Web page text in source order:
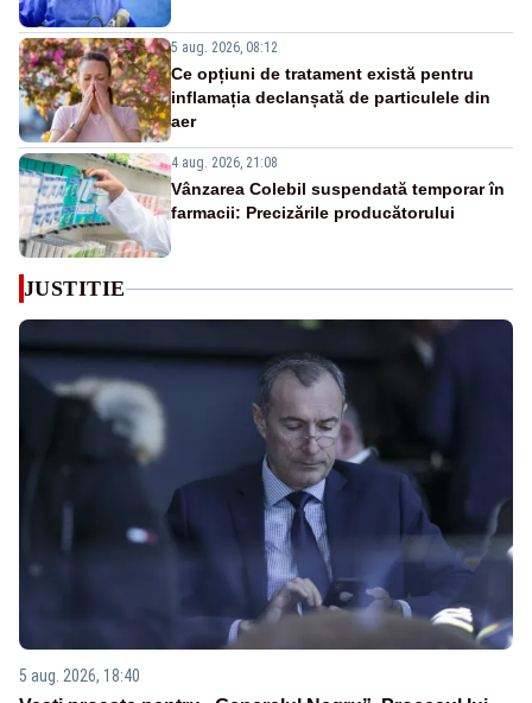
5 aug. 2026, 08:12
Ce opțiuni de tratament există pentru
inflamația declanșată de particulele din
aer
4 aug. 2026, 21:08
Vânzarea Colebil suspendată temporar în
farmacii: Precizările producătorului
JUSTITIE
5 aug. 2026, 18:40